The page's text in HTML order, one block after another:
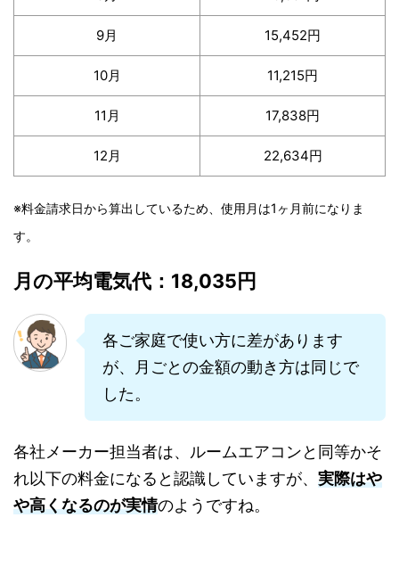
9月 15,452円
10月 11,215円
11月 17,838円
12月 22,634円
※料金請求日から算出しているため、使用月は1ヶ月前になりま
す。
月の平均電気代：18,035円
各ご家庭で使い方に差があります
が、月ごとの金額の動き方は同じで
した。
各社メーカー担当者は、ルームエアコンと同等かそ
れ以下の料金になると認識していますが、 実際はや
や高くなるのが実情のようですね。